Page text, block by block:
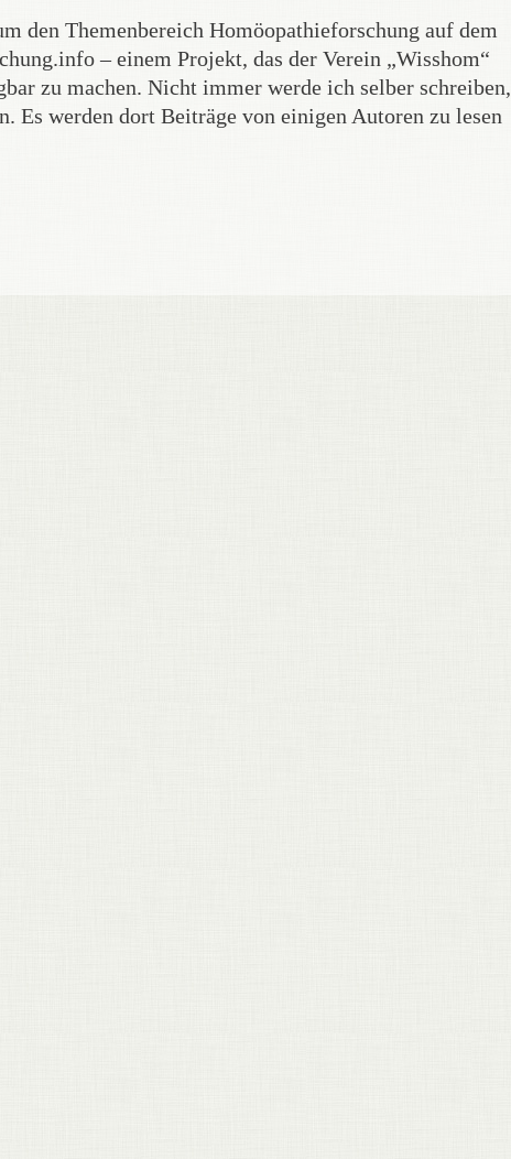
den Themenbereich Homöopathieforschung auf dem
– einem Projekt, das der Verein „Wisshom“
zu machen. Nicht immer werde ich selber schreiben,
werden dort Beiträge von einigen Autoren zu lesen